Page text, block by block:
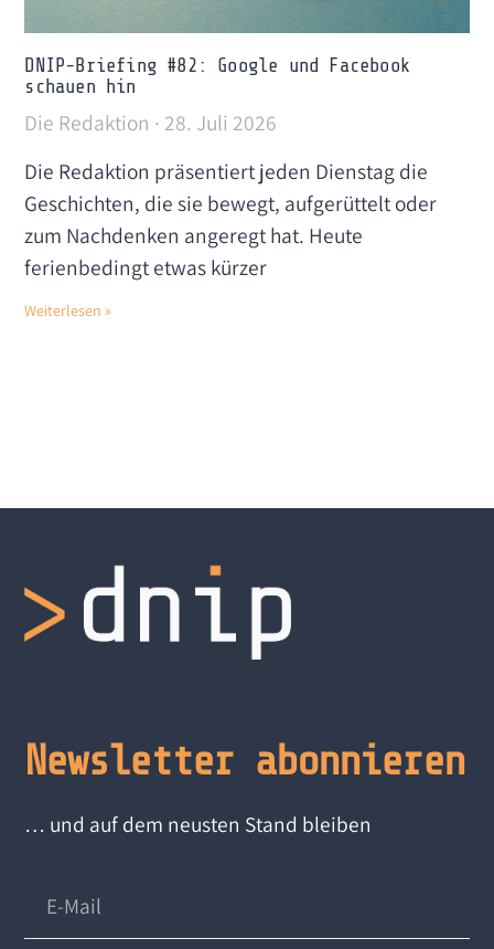
DNIP-Briefing #82: Google und Facebook
schauen hin
Die Redaktion
28. Juli 2026
Die Redaktion präsentiert jeden Dienstag die
Geschichten, die sie bewegt, aufgerüttelt oder
zum Nachdenken angeregt hat. Heute
ferienbedingt etwas kürzer
Weiterlesen »
Newsletter abonnieren
… und auf dem neusten Stand bleiben